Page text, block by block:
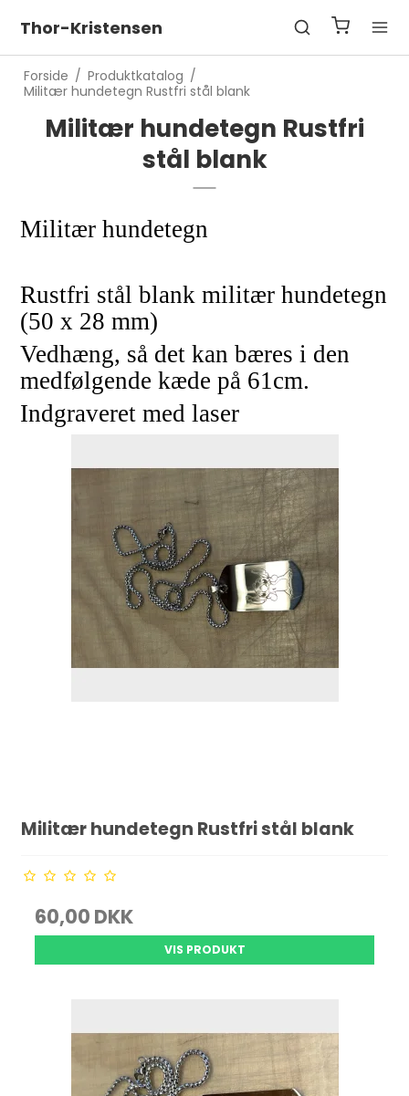
Thor-Kristensen
Forside / Produktkatalog /
Militær hundetegn Rustfri stål blank
Militær hundetegn Rustfri
stål blank
Militær hundetegn
Rustfri stål blank militær hundetegn
(50 x 28 mm)
Vedhæng, så det kan bæres i den
medfølgende kæde på 61cm.
Indgraveret med laser
Militær hundetegn Rustfri stål blank
60,00 DKK
VIS PRODUKT